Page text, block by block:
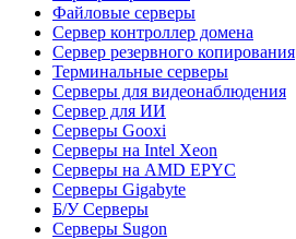
Файловые серверы
Сервер контроллер домена
Сервер резервного копирования
Терминальные серверы
Серверы для видеонаблюдения
Сервер для ИИ
Серверы Gooxi
Серверы на Intel Xeon
Серверы на AMD EPYC
Серверы Gigabyte
Б/У Серверы
Серверы Sugon